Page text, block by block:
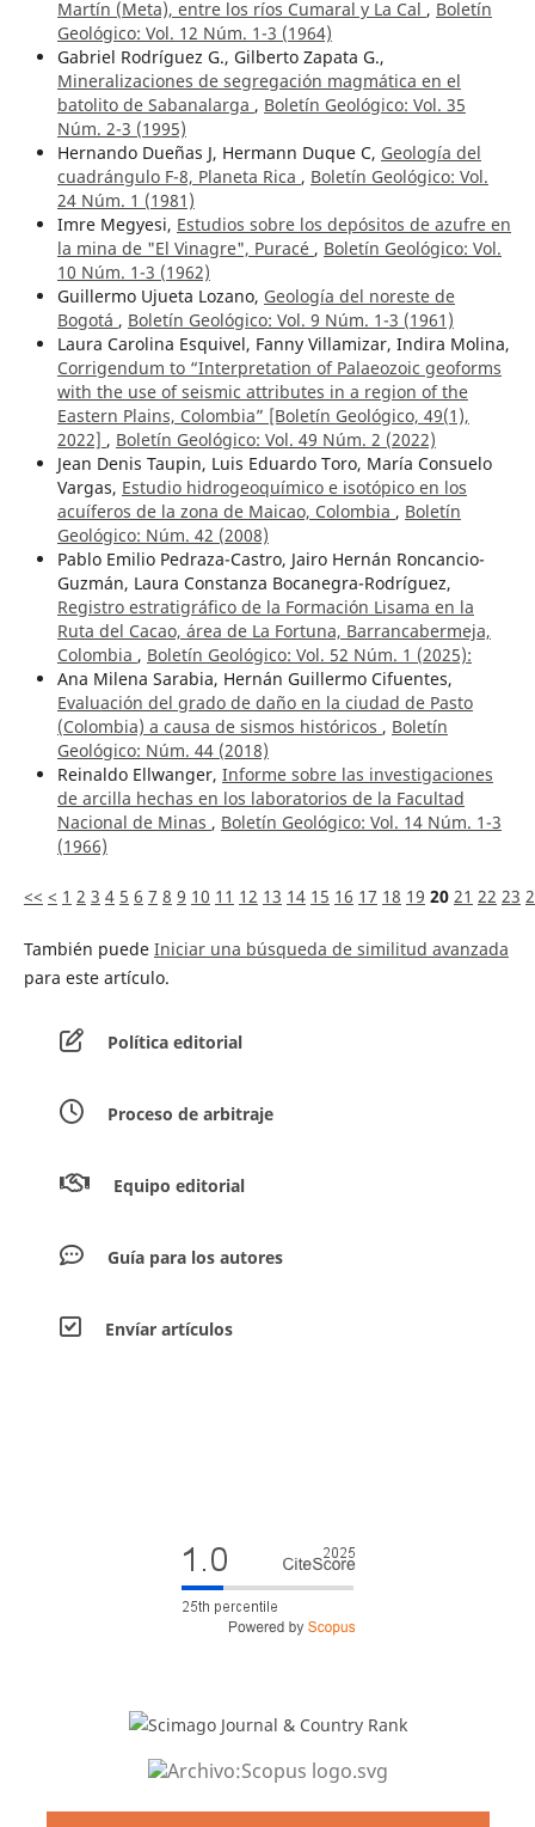
Martín (Meta), entre los ríos Cumaral y La Cal , Boletín
Geológico: Vol. 12 Núm. 1-3 (1964)
Gabriel Rodríguez G., Gilberto Zapata G.,
Mineralizaciones de segregación magmática en el
batolito de Sabanalarga , Boletín Geológico: Vol. 35
Núm. 2-3 (1995)
Hernando Dueñas J, Hermann Duque C, Geología del
cuadrángulo F-8, Planeta Rica , Boletín Geológico: Vol.
24 Núm. 1 (1981)
Imre Megyesi, Estudios sobre los depósitos de azufre en
la mina de "El Vinagre", Puracé , Boletín Geológico: Vol.
10 Núm. 1-3 (1962)
Guillermo Ujueta Lozano, Geología del noreste de
Bogotá , Boletín Geológico: Vol. 9 Núm. 1-3 (1961)
Laura Carolina Esquivel, Fanny Villamizar, Indira Molina,
Corrigendum to “Interpretation of Palaeozoic geoforms
with the use of seismic attributes in a region of the
Eastern Plains, Colombia” [Boletín Geológico, 49(1),
2022] , Boletín Geológico: Vol. 49 Núm. 2 (2022)
Jean Denis Taupin, Luis Eduardo Toro, María Consuelo
Vargas, Estudio hidrogeoquímico e isotópico en los
acuíferos de la zona de Maicao, Colombia , Boletín
Geológico: Núm. 42 (2008)
Pablo Emilio Pedraza-Castro, Jairo Hernán Roncancio-
Guzmán, Laura Constanza Bocanegra-Rodríguez,
Registro estratigráfico de la Formación Lisama en la
Ruta del Cacao, área de La Fortuna, Barrancabermeja,
Colombia , Boletín Geológico: Vol. 52 Núm. 1 (2025):
Ana Milena Sarabia, Hernán Guillermo Cifuentes,
Evaluación del grado de daño en la ciudad de Pasto
(Colombia) a causa de sismos históricos , Boletín
Geológico: Núm. 44 (2018)
Reinaldo Ellwanger, Informe sobre las investigaciones
de arcilla hechas en los laboratorios de la Facultad
Nacional de Minas , Boletín Geológico: Vol. 14 Núm. 1-3
(1966)
<< < 1 2 3 4 5 6 7 8 9 10 11 12 13 14 15 16 17 18 19 20 21 22 23
También puede Iniciar una búsqueda de similitud avanzada
para este artículo.
Política editorial
Proceso de arbitraje
Equipo editorial
Guía para los autores
Envíar artículos